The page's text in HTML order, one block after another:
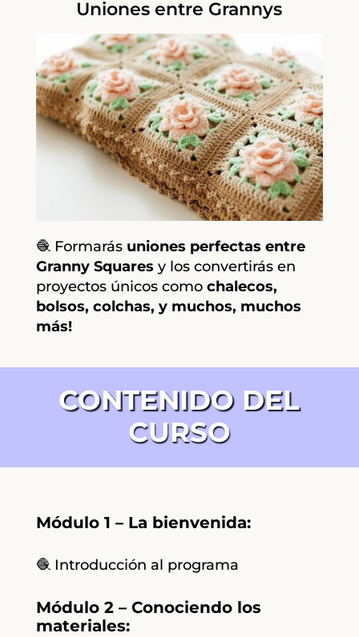
Uniones entre Grannys
🧶 Formarás uniones perfectas entre
Granny Squares y los convertirás en
proyectos únicos como chalecos,
bolsos, colchas, y muchos, muchos
más!
CONTENIDO DEL
CURSO
Módulo 1 – La bienvenida:
🧶 Introducción al programa
Módulo 2 – Conociendo los
materiales: